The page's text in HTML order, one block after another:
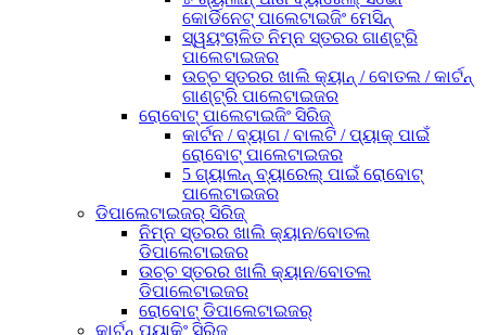
କୋର୍ଡିନେଟ୍ ପାଲେଟାଇଜିଂ ମେସିନ୍
ସ୍ୱୟଂଚାଳିତ ନିମ୍ନ ସ୍ତରର ଗାଣ୍ଟ୍ରି
ପାଲେଟାଇଜର
ଉଚ୍ଚ ସ୍ତରର ଖାଲି କ୍ୟାନ୍ / ବୋତଲ / କାର୍ଟନ୍
ଗାଣ୍ଟ୍ରି ପାଲେଟାଇଜର
ରୋବୋଟ୍ ପାଲେଟାଇଜିଂ ସିରିଜ୍
କାର୍ଟନ / ବ୍ୟାଗ / ବାଲଟି / ପ୍ୟାକ୍ ପାଇଁ
ରୋବୋଟ୍ ପାଲେଟାଇଜର
5 ଗ୍ୟାଲନ୍ ବ୍ୟାରେଲ୍ ପାଇଁ ରୋବୋଟ୍
ପାଲେଟାଇଜର
ଡିପାଲେଟାଇଜର୍ ସିରିଜ୍
ନିମ୍ନ ସ୍ତରର ଖାଲି କ୍ୟାନ/ବୋତଲ
ଡିପାଲେଟାଇଜର
ଉଚ୍ଚ ସ୍ତରର ଖାଲି କ୍ୟାନ/ବୋତଲ
ଡିପାଲେଟାଇଜର
ରୋବୋଟ୍ ଡିପାଲେଟାଇଜର୍
କାର୍ଟନ୍ ପ୍ୟାକିଂ ସିରିଜ୍